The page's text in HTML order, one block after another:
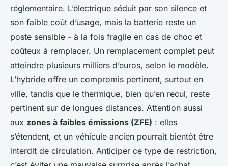
réglementaire. L’électrique séduit par son silence et
son faible coût d’usage, mais la batterie reste un
poste sensible - à la fois fragile en cas de choc et
coûteux à remplacer. Un remplacement complet peut
atteindre plusieurs milliers d’euros, selon le modèle.
L’hybride offre un compromis pertinent, surtout en
ville, tandis que le thermique, bien qu’en recul, reste
pertinent sur de longues distances. Attention aussi
aux zones à faibles émissions (ZFE) : elles
s’étendent, et un véhicule ancien pourrait bientôt être
interdit de circulation. Anticiper ce type de restriction,